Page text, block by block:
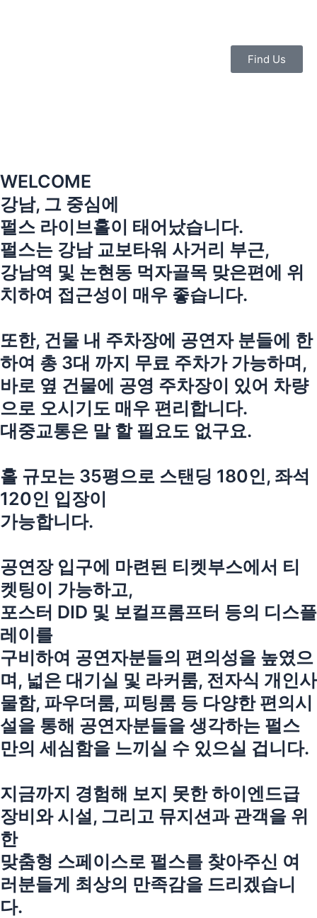
Find Us
WELCOME
강남, 그 중심에
펄스 라이브홀이 태어났습니다.
펄스는 강남 교보타워 사거리 부근,
강남역 및 논현동 먹자골목 맞은편에 위
치하여 접근성이 매우 좋습니다.
또한, 건물 내 주차장에 공연자 분들에 한
하여 총 3대 까지 무료 주차가 가능하며,
바로 옆 건물에 공영 주차장이 있어 차량
으로 오시기도 매우 편리합니다.
대중교통은 말 할 필요도 없구요.
홀 규모는 35평으로 스탠딩 180인, 좌석
120인 입장이
가능합니다.
공연장 입구에 마련된 티켓부스에서 티
켓팅이 가능하고,
포스터 DID 및 보컬프롬프터 등의 디스플
레이를
구비하여 공연자분들의 편의성을 높였으
며, 넓은 대기실 및 라커룸, 전자식 개인사
물함, 파우더룸, 피팅룸 등 다양한 편의시
설을 통해 공연자분들을 생각하는 펄스
만의 세심함을 느끼실 수 있으실 겁니다.
지금까지 경험해 보지 못한 하이엔드급
장비와 시설, 그리고 뮤지션과 관객을 위
한
맞춤형 스페이스로 펄스를 찾아주신 여
러분들게 최상의 만족감을 드리겠습니
다.